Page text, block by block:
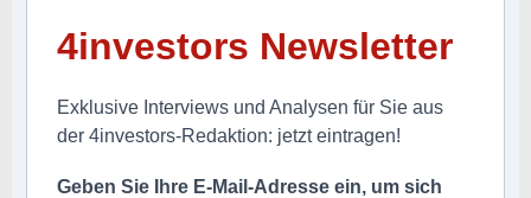
4investors Newsletter
Exklusive Interviews und Analysen für Sie aus
der 4investors-Redaktion: jetzt eintragen!
Geben Sie Ihre E-Mail-Adresse ein, um sich